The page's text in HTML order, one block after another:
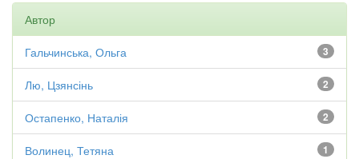
Автор
3
Гальчинська, Ольга
2
Лю, Цзянсінь
2
Остапенко, Наталія
1
Волинец, Тетяна